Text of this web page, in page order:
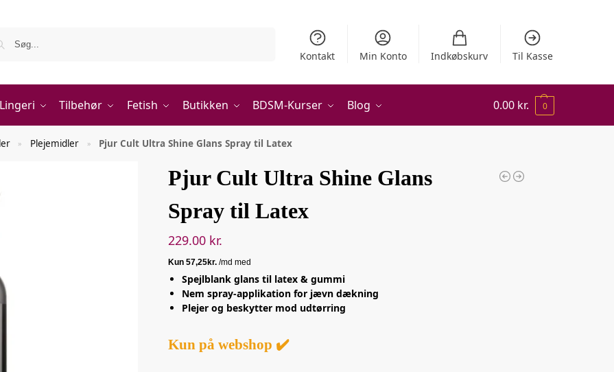
Kontakt Min Konto Indkøbskurv Til Kasse
Lingeri Tilbehør Fetish Butikken BDSM-Kurser Blog 0.00 kr. 0
» Plejemidler » Pjur Cult Ultra Shine Glans Spray til Latex
Pjur Cult Ultra Shine Glans
Spray til Latex
229.00 kr.
Spejlblank glans til latex & gummi
Nem spray-applikation for jævn dækning
Plejer og beskytter mod udtørring
Kun på webshop ✔️